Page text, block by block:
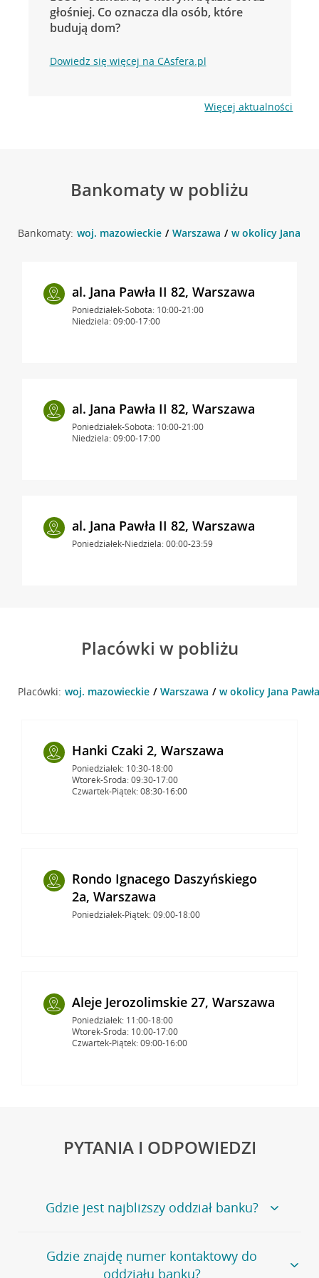
głośniej. Co oznacza dla osób, które
budują dom?
Dowiedz się więcej na CAsfera.pl
Więcej aktualności
Bankomaty w pobliżu
Bankomaty: woj. mazowieckie Warszawa w okolicy Jana
al. Jana Pawła II 82, Warszawa
Poniedziałek-Sobota: 10:00-21:00
Niedziela: 09:00-17:00
al. Jana Pawła II 82, Warszawa
Poniedziałek-Sobota: 10:00-21:00
Niedziela: 09:00-17:00
al. Jana Pawła II 82, Warszawa
Poniedziałek-Niedziela: 00:00-23:59
Placówki w pobliżu
Placówki: woj. mazowieckie Warszawa w okolicy Jana
Hanki Czaki 2, Warszawa
Poniedziałek: 10:30-18:00
Wtorek-Środa: 09:30-17:00
Czwartek-Piątek: 08:30-16:00
Rondo Ignacego Daszyńskiego
2a, Warszawa
Poniedziałek-Piątek: 09:00-18:00
Aleje Jerozolimskie 27, Warszawa
Poniedziałek: 11:00-18:00
Wtorek-Środa: 10:00-17:00
Czwartek-Piątek: 09:00-16:00
PYTANIA I ODPOWIEDZI
Gdzie jest najbliższy oddział banku?
Jeśli szukasz oddziału naszego banku, zapraszamy na
stronęPlacówki i bankomaty, na której znajduje się
Gdzie znajdę numer kontaktowy do
oddziału banku?